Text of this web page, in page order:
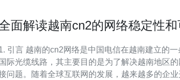
面解读越南cn2的网络稳定性和
引言 越南的cn2网络是中国电信在越南建立的一
国际光缆线路，其主要目的是为了解决越南地区
问题。随着全球互联网的发展，越来越多的企业